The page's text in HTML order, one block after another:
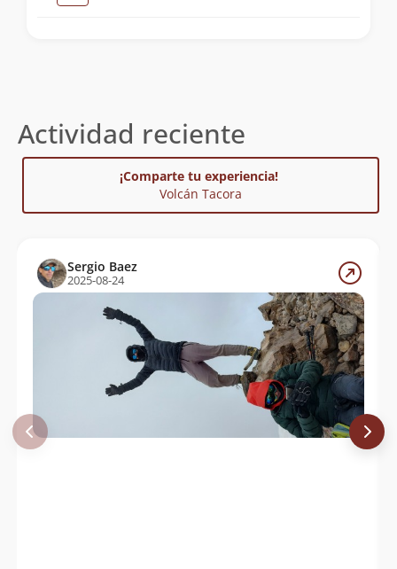
Actividad reciente
¡Comparte tu experiencia!
Volcán Tacora
Sergio Baez
2025-08-24